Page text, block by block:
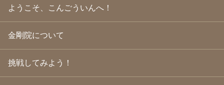
2009年9月 (20)
2009年6月(22)
2009年5月(20)
2009年4月
(24)
2009年3月(21)
2009年2月(19)
ようこそ、こんごういんへ！
金剛院について
挑戦してみよう！